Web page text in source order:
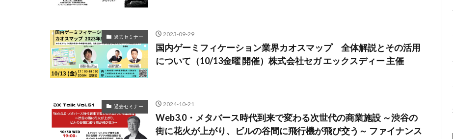
過去セミナー 2023-09-29
国内ゲーミフィケーション業界カオスマップ 全体解説とその活用
について（10/13金曜 開催）株式会社セガ エックスディー 主催
過去セミナー 2024-10-21
Web3.0・メタバース時代到来で変わる次世代の商業施設 ～渋谷の
街に花火が上がり、ビルの谷間に飛行機が飛び交う～ ファイナンス